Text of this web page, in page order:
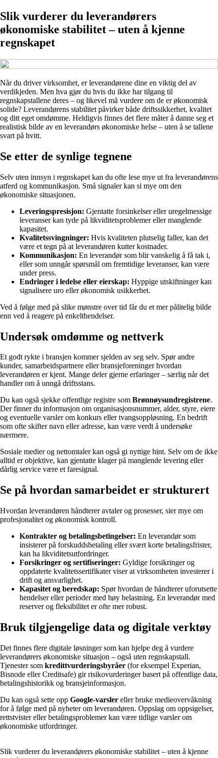
Slik vurderer du leverandørers
økonomiske stabilitet – uten å kjenne
regnskapet
Når du driver virksomhet, er leverandørene dine en viktig del av
verdikjeden. Men hva gjør du hvis du ikke har tilgang til
regnskapstallene deres – og likevel må vurdere om de er økonomisk
solide? Leverandørens stabilitet påvirker både driftssikkerhet, kvalitet
og ditt eget omdømme. Heldigvis finnes det flere måter å danne seg et
realistisk bilde av en leverandørs økonomiske helse – uten å se tallene
svart på hvitt.
Se etter de synlige tegnene
Selv uten innsyn i regnskapet kan du ofte lese mye ut fra leverandørens
atferd og kommunikasjon. Små signaler kan si mye om den
økonomiske situasjonen.
Leveringspresisjon: Gjentatte forsinkelser eller uregelmessige
leveranser kan tyde på likviditetsproblemer eller manglende
kapasitet.
Kvalitetssvingninger: Hvis kvaliteten plutselig faller, kan det
være et tegn på at leverandøren kutter kostnader.
Kommunikasjon: En leverandør som blir vanskelig å få tak i,
eller som unngår spørsmål om fremtidige leveranser, kan være
under press.
Endringer i ledelse eller eierskap: Hyppige utskiftninger kan
signalisere uro eller økonomisk usikkerhet.
Ved å følge med på slike mønstre over tid får du et mer pålitelig bilde
enn ved å reagere på enkelthendelser.
Undersøk omdømme og nettverk
Et godt rykte i bransjen kommer sjelden av seg selv. Spør andre
kunder, samarbeidspartnere eller bransjeforeninger hvordan
leverandøren er kjent. Mange deler gjerne erfaringer – særlig når det
handler om å unngå driftsstans.
Du kan også sjekke offentlige registre som Brønnøysundregistrene.
Der finner du informasjon om organisasjonsnummer, alder, styre, eiere
og eventuelle varsler om konkurs eller tvangsoppløsning. En bedrift
som ofte skifter navn eller adresse, kan være verdt å undersøke
nærmere.
Sosiale medier og nettomtaler kan også gi nyttige hint. Selv om de ikke
alltid er objektive, kan gjentatte klager på manglende levering eller
dårlig service være et faresignal.
Se på hvordan samarbeidet er strukturert
Hvordan leverandøren håndterer avtaler og prosesser, sier mye om
profesjonalitet og økonomisk kontroll.
Kontrakter og betalingsbetingelser: En leverandør som
insisterer på forskuddsbetaling eller svært korte betalingsfrister,
kan ha likviditetsutfordringer.
Forsikringer og sertifiseringer: Gyldige forsikringer og
oppdaterte kvalitetssertifikater viser at virksomheten investerer i
drift og ansvarlighet.
Kapasitet og beredskap: Spør hvordan de håndterer uforutsette
hendelser eller perioder med høy belastning. En leverandør med
reserver og fleksibilitet er ofte mer robust.
Bruk tilgjengelige data og digitale verktøy
Det finnes flere digitale løsninger som kan hjelpe deg å vurdere
leverandørers økonomiske situasjon – også uten regnskapstall.
Tjenester som kredittvurderingsbyråer (for eksempel Experian,
Bisnode eller Creditsafe) gir risikovurderinger basert på offentlige data,
betalingshistorikk og bransjeinformasjon.
Du kan også sette opp Google-varsler eller bruke medieovervåkning
for å følge med på nyheter om leverandøren. Oppslag om oppsigelser,
rettstvister eller betalingsproblemer kan være tidlige varsler om
økonomiske utfordringer.
Slik vurderer du leverandørers økonomiske stabilitet – uten å kjenne